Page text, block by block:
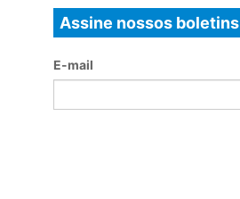
Assine nossos boletins
E-mail